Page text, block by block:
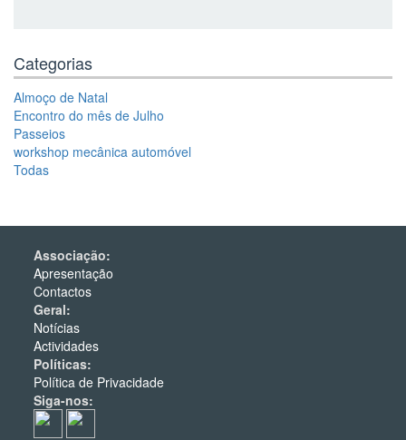
Categorias
Almoço de Natal
Encontro do mês de Julho
Passeios
workshop mecânica automóvel
Todas
Associação:
Apresentação
Contactos
Geral:
Notícias
Actividades
Políticas:
Política de Privacidade
Siga-nos: